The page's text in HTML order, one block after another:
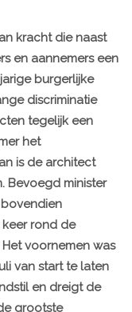
kracht die naast
en aannemers een
burgerlijke
discriminatie
tegelijk een
het
is de architect
Bevoegd minister
rond de
voornemen was
van start te laten
en dreigt de
grootste